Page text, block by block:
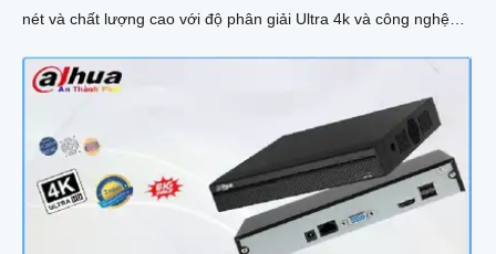
nét và chất lượng cao với độ phân giải Ultra 4k và công nghệ